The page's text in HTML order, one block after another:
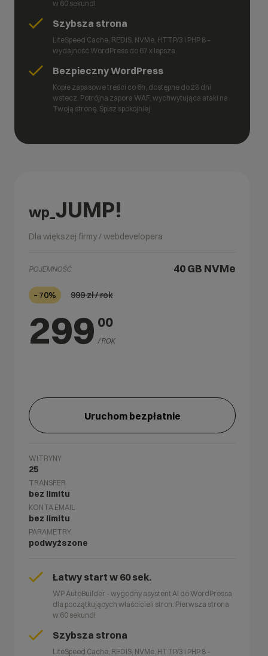
w 60 sekund!
Szybsza strona
LiteSpeed Cache, REDIS, NVMe, HTTP/3 i PHP 8 –
wydajność WordPress do 67 x lepsza.
Bezpieczny WordPress
Kopie zapasowe treści co 6h, dostępne do 28 dni
wstecz. Potrójna zapora WAF, wychwytująca ataki na
Twoją stronę. Śpisz spokojniej.
wp_ JUMP!
Dla większej firmy / webdevelopera
POJEMNOŚĆ 40 GB NVMe
– 70% 999zł / rok
299 00
/ ROK
Uruchom bezpłatnie
WITRYNY
25
TRANSFER
bez limitu
KONTA EMAIL
bez limitu
PARAMETRY
podwyższone
Łatwy start w 60 sek.
WP AutoBuilder - wygodny asystent AI do WordPressa
dla początkujących właścicieli stron. Pierwsza strona
w 60 sekund!
Szybsza strona
LiteSpeed Cache, REDIS, NVMe, HTTP/3 i PHP 8 –